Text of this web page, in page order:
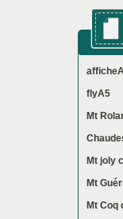
flyA5
Mt
Mt joly
Mt
Mt Coq